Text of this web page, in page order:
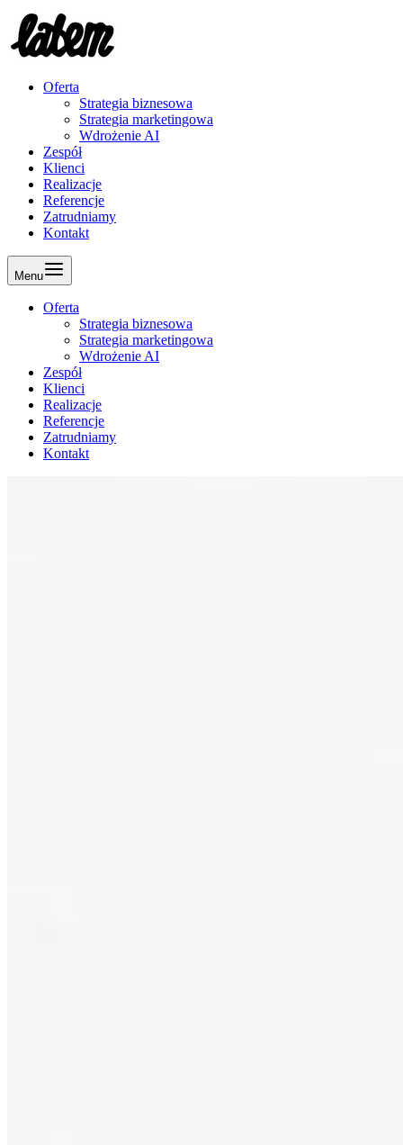
Oferta
Strategia biznesowa
Strategia marketingowa
Wdrożenie AI
Zespół
Klienci
Realizacje
Referencje
Zatrudniamy
Kontakt
Menu
Oferta
Strategia biznesowa
Strategia marketingowa
Wdrożenie AI
Zespół
Klienci
Realizacje
Referencje
Zatrudniamy
Kontakt